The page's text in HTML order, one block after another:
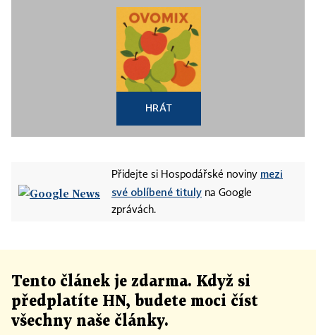
HRÁT
Přidejte si Hospodářské noviny mezi
své oblíbené tituly na Google
zprávách.
Tento článek je zdarma. Když si
předplatíte HN, budete moci číst
všechny naše články.